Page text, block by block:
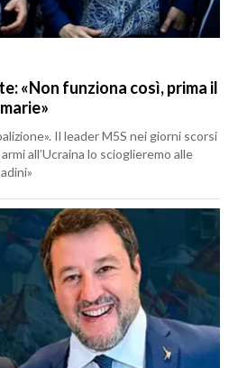
«Non funziona così, prima il
Il leader M5S nei giorni scorsi
all’Ucraina lo scioglieremo alle